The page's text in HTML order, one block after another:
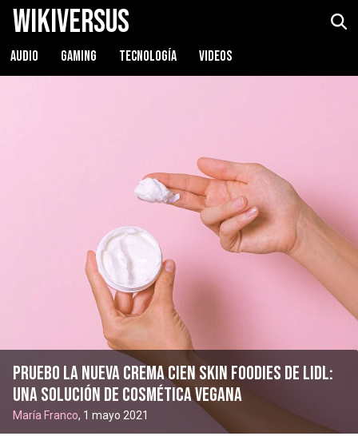
WikiVersus
AUDIO GAMING TECNOLOGÍA VIDEOS
Pruebo la nueva crema Cien Skin Foodies de Lidl:
una solución de cosmética vegana
María Franco, 1 mayo 2021